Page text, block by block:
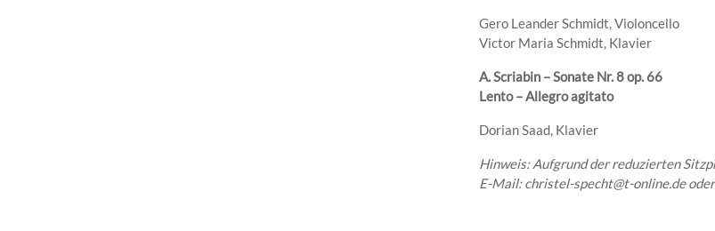
Gero Leander Schmidt, Violoncello
Victor Maria Schmidt, Klavier
A. Scriabin – Sonate Nr. 8 op. 66
Lento – Allegro agitato
Dorian Saad, Klavier
Hinweis: Aufgrund der reduzierten
E-Mail: christel-specht@t-online.de